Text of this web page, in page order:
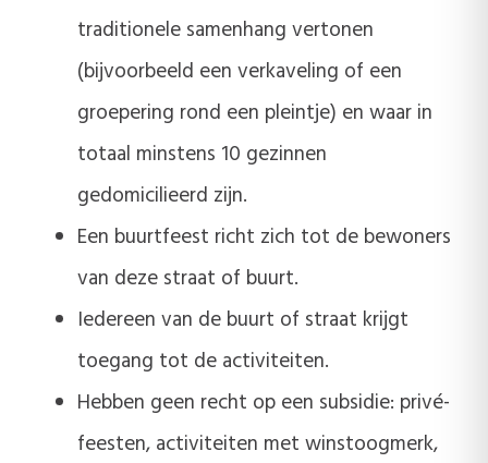
traditionele samenhang vertonen
(bijvoorbeeld een verkaveling of een
groepering rond een pleintje) en waar in
totaal minstens 10 gezinnen
gedomicilieerd zijn.
Een buurtfeest richt zich tot de bewoners
van deze straat of buurt.
Iedereen van de buurt of straat krijgt
toegang tot de activiteiten.
Hebben geen recht op een subsidie: privé-
feesten, activiteiten met winstoogmerk,